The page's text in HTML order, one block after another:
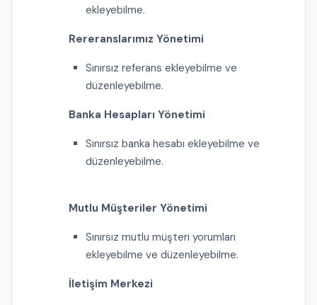
ekleyebilme.
Rereranslarımız Yönetimi
Sınırsız referans ekleyebilme ve
düzenleyebilme.
Banka Hesapları Yönetimi
Sınırsız banka hesabı ekleyebilme ve
düzenleyebilme.
Mutlu Müşteriler Yönetimi
Sınırsız mutlu müşteri yorumları
ekleyebilme ve düzenleyebilme.
İletişim Merkezi